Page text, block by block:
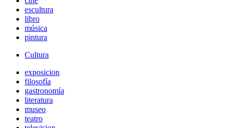
escultura
libro
música
pintura
Cultura
exposicion
filosofía
gastronomía
literatura
museo
teatro